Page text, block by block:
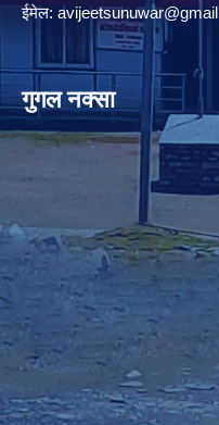
ईमेल:
गुगल नक्सा
premium bootstrap themes